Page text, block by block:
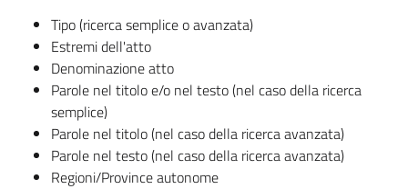
Tipo (ricerca semplice o avanzata)
Estremi dell'atto
Denominazione atto
Parole nel titolo e/o nel testo (nel caso della ricerca
semplice)
Parole nel titolo (nel caso della ricerca avanzata)
Parole nel testo (nel caso della ricerca avanzata)
Regioni/Province autonome